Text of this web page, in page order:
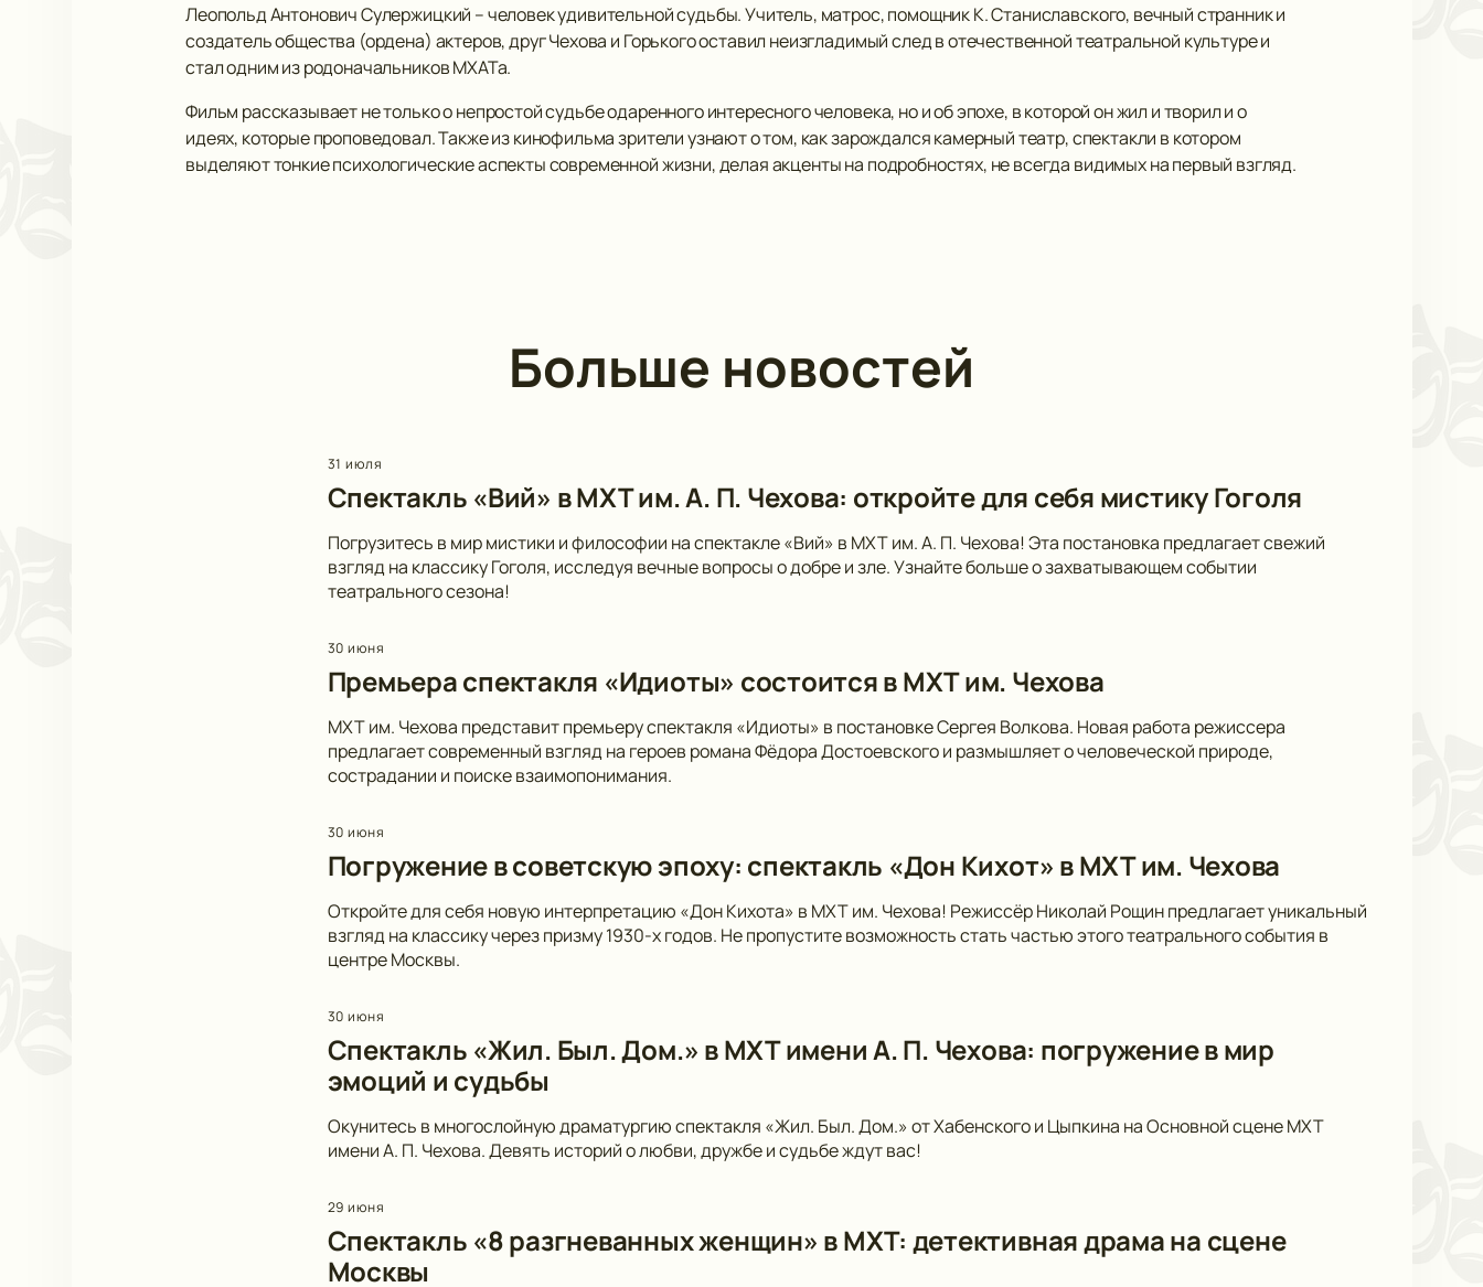
Леопольд Антонович Сулержицкий – человек удивительной судьбы. Учитель, матрос, помощник К. Станиславского, вечный странник и
создатель общества (ордена) актеров, друг Чехова и Горького оставил неизгладимый след в отечественной театральной культуре и
стал одним из родоначальников МХАТа.
Фильм рассказывает не только о непростой судьбе одаренного интересного человека, но и об эпохе, в которой он жил и творил и о
идеях, которые проповедовал. Также из кинофильма зрители узнают о том, как зарождался камерный театр, спектакли в котором
выделяют тонкие психологические аспекты современной жизни, делая акценты на подробностях, не всегда видимых на первый взгляд.
Больше новостей
31 июля
Спектакль «Вий» в МХТ им. А. П. Чехова: откройте для себя мистику Гоголя
Погрузитесь в мир мистики и философии на спектакле «Вий» в МХТ им. А. П. Чехова! Эта постановка предлагает свежий
взгляд на классику Гоголя, исследуя вечные вопросы о добре и зле. Узнайте больше о захватывающем событии
театрального сезона!
30 июня
Премьера спектакля «Идиоты» состоится в МХТ им. Чехова
МХТ им. Чехова представит премьеру спектакля «Идиоты» в постановке Сергея Волкова. Новая работа режиссера
предлагает современный взгляд на героев романа Фёдора Достоевского и размышляет о человеческой природе,
сострадании и поиске взаимопонимания.
30 июня
Погружение в советскую эпоху: спектакль «Дон Кихот» в МХТ им. Чехова
Откройте для себя новую интерпретацию «Дон Кихота» в МХТ им. Чехова! Режиссёр Николай Рощин предлагает уникальный
взгляд на классику через призму 1930-х годов. Не пропустите возможность стать частью этого театрального события в
центре Москвы.
30 июня
Спектакль «Жил. Был. Дом.» в МХТ имени А. П. Чехова: погружение в мир
эмоций и судьбы
Окунитесь в многослойную драматургию спектакля «Жил. Был. Дом.» от Хабенского и Цыпкина на Основной сцене МХТ
имени А. П. Чехова. Девять историй о любви, дружбе и судьбе ждут вас!
29 июня
Спектакль «8 разгневанных женщин» в МХТ: детективная драма на сцене
Москвы